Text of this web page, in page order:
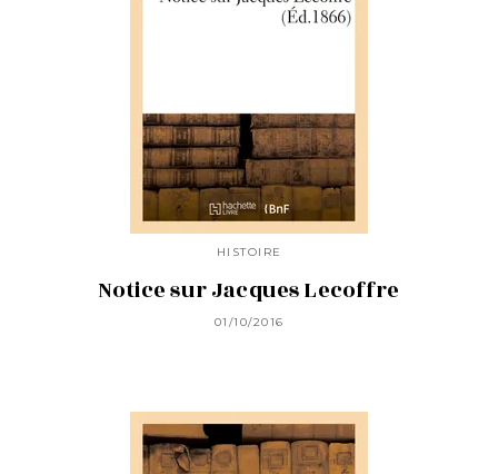
HISTOIRE
Notice sur Jacques Lecoffre
01/10/2016